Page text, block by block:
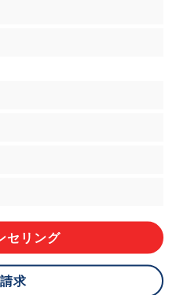
出ることができます。その
し、申請が本人確認が不可
ります。 なお、アクセスロ
ては、原則として開示等は
v.co.jp
されるかどうかは任意による
セリング
求